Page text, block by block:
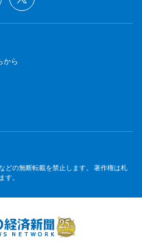
から
どの無断転載を禁止します。 著作権は札
す。